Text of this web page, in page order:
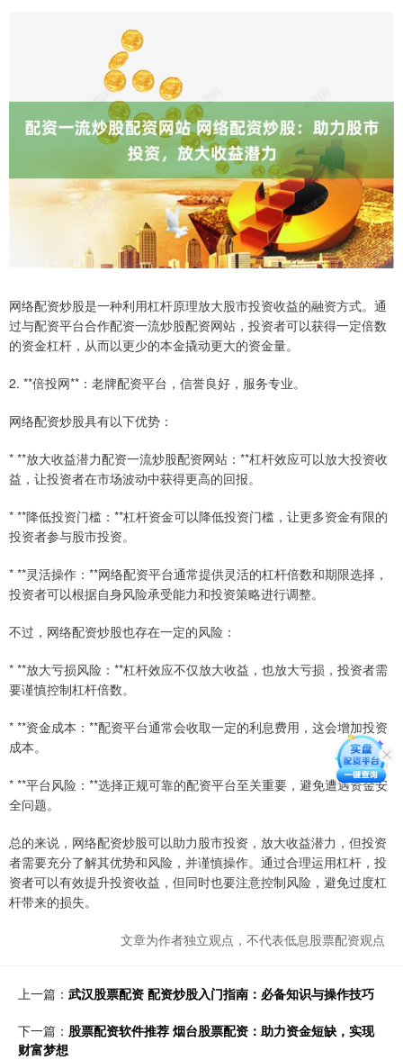
网络配资炒股是一种利用杠杆原理放大股市投资收益的融资方式。通
过与配资平台合作配资一流炒股配资网站，投资者可以获得一定倍数
的资金杠杆，从而以更少的本金撬动更大的资金量。
2. **倍投网**：老牌配资平台，信誉良好，服务专业。
网络配资炒股具有以下优势：
* **放大收益潜力配资一流炒股配资网站：**杠杆效应可以放大投资收
益，让投资者在市场波动中获得更高的回报。
* **降低投资门槛：**杠杆资金可以降低投资门槛，让更多资金有限的
投资者参与股市投资。
* **灵活操作：**网络配资平台通常提供灵活的杠杆倍数和期限选择，
投资者可以根据自身风险承受能力和投资策略进行调整。
不过，网络配资炒股也存在一定的风险：
* **放大亏损风险：**杠杆效应不仅放大收益，也放大亏损，投资者需
要谨慎控制杠杆倍数。
* **资金成本：**配资平台通常会收取一定的利息费用，这会增加投资
成本。
* **平台风险：**选择正规可靠的配资平台至关重要，避免遭遇资金安
全问题。
总的来说，网络配资炒股可以助力股市投资，放大收益潜力，但投资
者需要充分了解其优势和风险，并谨慎操作。通过合理运用杠杆，投
资者可以有效提升投资收益，但同时也要注意控制风险，避免过度杠
杆带来的损失。
文章为作者独立观点，不代表低息股票配资观点
上一篇： 武汉股票配资 配资炒股入门指南：必备知识与操作技巧
下一篇： 股票配资软件推荐 烟台股票配资：助力资金短缺，实现
财富梦想